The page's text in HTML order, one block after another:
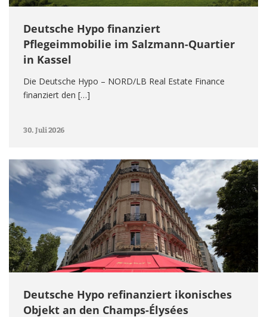
Deutsche Hypo finanziert
Pflegeimmobilie im Salzmann-Quartier
in Kassel
Die Deutsche Hypo – NORD/LB Real Estate Finance
finanziert den […]
30. Juli 2026
Deutsche Hypo refinanziert ikonisches
Objekt an den Champs-Élysées